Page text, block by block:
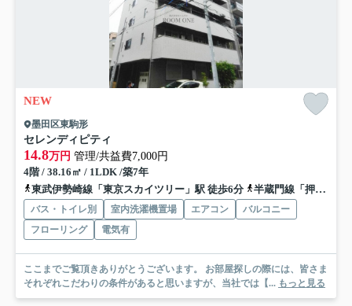
NEW
墨田区東駒形
セレンディピティ
14.8万円 管理/共益費7,000円
4階 / 38.16㎡ / 1LDK /築7年
東武伊勢崎線「東京スカイツリー」駅 徒歩6分
半蔵門線「押上」駅 徒歩9分
バス・トイレ別 室内洗濯機置場 エアコン
バルコニー
フローリング
電気有
ここまでご覧頂きありがとうございます。 お部屋探しの際には、皆さま
それぞれこだわりの条件があると思いますが、当社では【... もっと見る